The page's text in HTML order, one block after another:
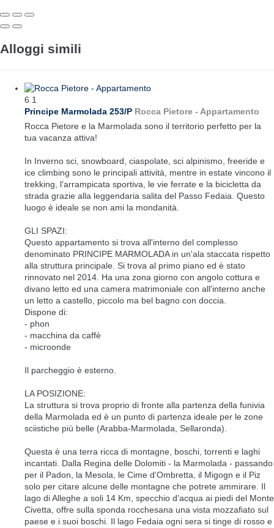
Alloggi simili
6 1
Principe Marmolada 253/P Rocca Pietore - Appartamento
Rocca Pietore e la Marmolada sono il territorio perfetto per la
tua vacanza attiva!
In Inverno sci, snowboard, ciaspolate, sci alpinismo, freeride e
ice climbing sono le principali attività, mentre in estate vincono il
trekking, l'arrampicata sportiva, le vie ferrate e la bicicletta da
strada grazie alla leggendaria salita del Passo Fedaia. Questo
luogo è ideale se non ami la mondanità.
GLI SPAZI:
Questo appartamento si trova all'interno del complesso
denominato PRINCIPE MARMOLADA in un'ala staccata rispetto
alla struttura principale. Si trova al primo piano ed è stato
rinnovato nel 2014. Ha una zona giorno con angolo cottura e
divano letto ed una camera matrimoniale con all'interno anche
un letto a castello, piccolo ma bel bagno con doccia.
Dispone di:
- phon
- macchina da caffè
- microonde
Il parcheggio è esterno.
LA POSIZIONE:
La struttura si trova proprio di fronte alla partenza della funivia
della Marmolada ed è un punto di partenza ideale per le zone
sciistiche più belle (Arabba-Marmolada, Sellaronda).
Questa è una terra ricca di montagne, boschi, torrenti e laghi
incantati. Dalla Regina delle Dolomiti - la Marmolada - passando
per il Padon, la Mesola, le Cime d'Ombretta, il Migogn e il Piz
solo per citare alcune delle montagne che potrete ammirare. Il
lago di Alleghe a soli 14 Km, specchio d'acqua ai piedi del Monte
Civetta, offre sulla sponda rocchesana una vista mozzafiato sul
paese e i suoi boschi. Il lago Fedaia ogni sera si tinge di rosso e